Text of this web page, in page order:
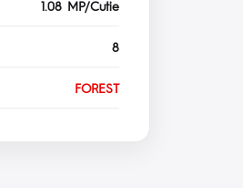
1.08 MP/Cutie
8
FOREST